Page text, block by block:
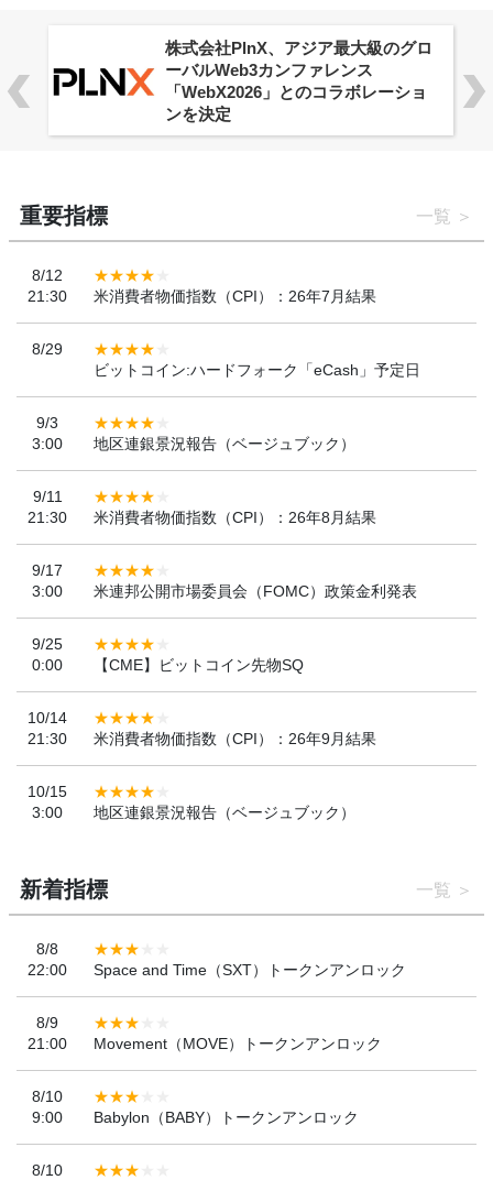
株式会社PlnX、アジア最大級のグロ
ーバルWeb3カンファレンス
「WebX2026」とのコラボレーショ
ンを決定
重要指標 一覧
8/12
21:30
米消費者物価指数（CPI）：26年7月結果
8/29
ビットコイン:ハードフォーク「eCash」予定日
9/3
3:00
地区連銀景況報告（ベージュブック）
9/11
21:30
米消費者物価指数（CPI）：26年8月結果
9/17
3:00
米連邦公開市場委員会（FOMC）政策金利発表
9/25
0:00
【CME】ビットコイン先物SQ
10/14
21:30
米消費者物価指数（CPI）：26年9月結果
10/15
3:00
地区連銀景況報告（ベージュブック）
新着指標 一覧
8/8
22:00
Space and Time（SXT）トークンアンロック
8/9
21:00
Movement（MOVE）トークンアンロック
8/10
9:00
Babylon（BABY）トークンアンロック
8/10